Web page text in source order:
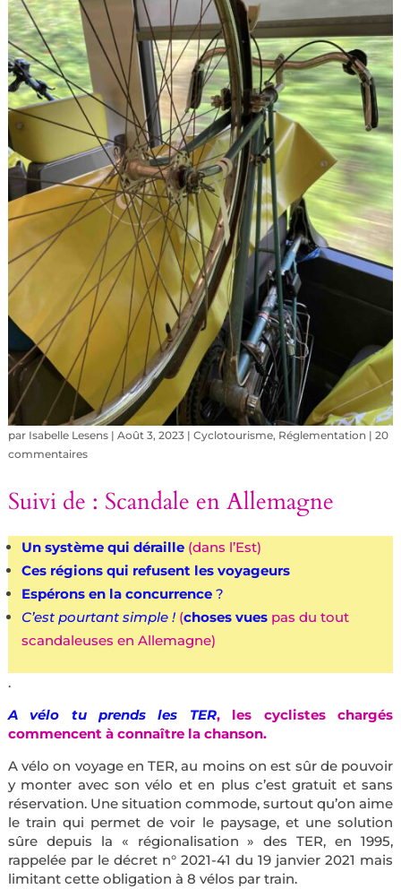
par Isabelle Lesens| Août 3, 2023| Cyclotourisme, Réglementation | 20
commentaires
Suivi de : Scandale en Allemagne
Un système qui déraille(dans l’Est)
Ces régions qui refusent les voyageurs
Espérons en la concurrence ?
C’est pourtant simple ! (choses vues pas du tout
scandaleuses en Allemagne)
.
A vélo tu prends les TER, les cyclistes chargés
commencent à connaître la chanson.
A vélo on voyage en TER, au moins on est sûr de pouvoir
y monter avec son vélo et en plus c’est gratuit et sans
réservation. Une situation commode, surtout qu’on aime
le train qui permet de voir le paysage, et une solution
sûre depuis la « régionalisation » des TER, en 1995,
rappelée par le décret n° 2021-41 du 19 janvier 2021 mais
limitant cette obligation à 8 vélos par train.